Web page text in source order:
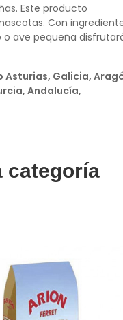
Este producto
Con
o ave pequeña
Asturias, Galicia,
Andalucía,
categoría